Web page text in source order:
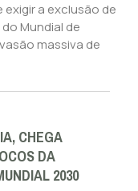
exigir a exclusão de
Mundial de
massiva de
CHEGA
DA
2030